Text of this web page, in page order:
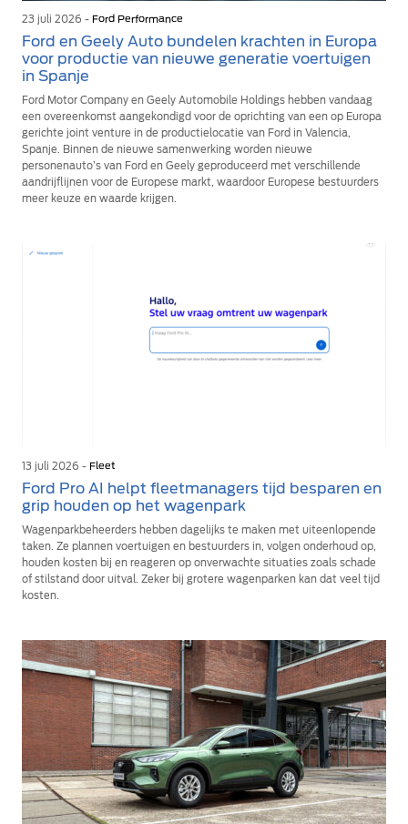
23 juli 2026 - Ford Performance
Ford en Geely Auto bundelen krachten in Europa
voor productie van nieuwe generatie voertuigen
in Spanje
Ford Motor Company en Geely Automobile Holdings hebben vandaag
een overeenkomst aangekondigd voor de oprichting van een op Europa
gerichte joint venture in de productielocatie van Ford in Valencia,
Spanje. Binnen de nieuwe samenwerking worden nieuwe
personenauto’s van Ford en Geely geproduceerd met verschillende
aandrijflijnen voor de Europese markt, waardoor Europese bestuurders
meer keuze en waarde krijgen.
13 juli 2026 - Fleet
Ford Pro AI helpt fleetmanagers tijd besparen en
grip houden op het wagenpark
Wagenparkbeheerders hebben dagelijks te maken met uiteenlopende
taken. Ze plannen voertuigen en bestuurders in, volgen onderhoud op,
houden kosten bij en reageren op onverwachte situaties zoals schade
of stilstand door uitval. Zeker bij grotere wagenparken kan dat veel tijd
kosten.